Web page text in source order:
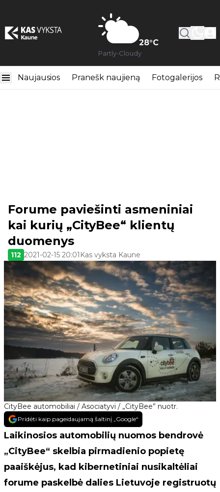
28°C
Partly-Cloudy
Naujausios Pranešk naujieną Fotogalerijos
CityBee automobiliai / Asociatyvi / „CityBee” nuotr.
Forume paviešinti asmeniniai
kai kurių „CityBee“ klientų
duomenys
112 2021-02-15 20:01 Kas vyksta Kaune
Pridėti kaip pageidaujamą šaltinį „Google“
Laikinosios automobilių nuomos bendrovė
„CityBee“ skelbia pirmadienio popietę
paaiškėjus, kad kibernetiniai nusikaltėliai
forume paskelbė dalies Lietuvoje registruotų